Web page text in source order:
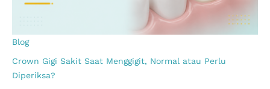
Blog
Crown Gigi Sakit Saat Menggigit, Normal atau Perlu
Diperiksa?